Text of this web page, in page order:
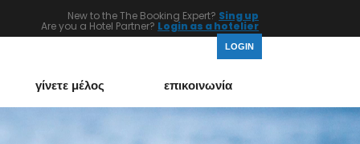
New to the The Booking Expert? Sing up
Are you a Hotel Partner? Login as a hotelier
LOGIN
γίνετε μέλος επικοινωνία